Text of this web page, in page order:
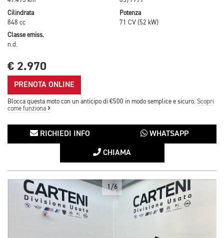
Cilindrata
848 cc
Potenza
71 CV (52 kW)
Classe emiss.
n.d.
€ 2.970
PRENOTA ONLINE
Blocca questa moto con un anticipo di €500 in modo semplice e sicuro. Scopri
come funziona
RICHIEDI INFO WHATSAPP
CHIAMA
1/6